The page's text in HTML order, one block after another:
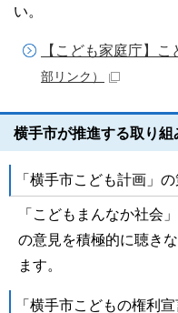
い。
【こども家庭庁】
部リンク）
横手市が推進する取り組
「横手市こども計画」
「こどもまんなか社会
の意見を積極的に聴き
ます。
「横手市こどもの権利